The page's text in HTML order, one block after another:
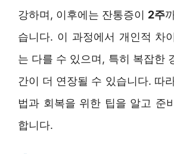
강하며, 이후에는 잔통증이 2주
습니다. 이 과정에서 개인적 차
는 다를 수 있으며, 특히 복잡한
간이 더 연장될 수 있습니다. 따
법과 회복을 위한 팁을 알고 준
합니다.